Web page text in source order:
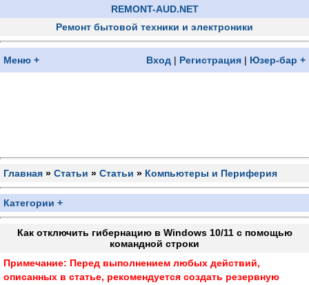
REMONT-AUD.NET
Ремонт бытовой техники и электроники
Меню + Вход | Регистрация | Юзер-бар +
Главная » Статьи » Статьи » Компьютеры и Периферия
Категории +
Как отключить гибернацию в Windows 10/11 с помощью
командной строки
Примечание: Перед выполнением любых действий,
описанных в статье, рекомендуется создать резервную